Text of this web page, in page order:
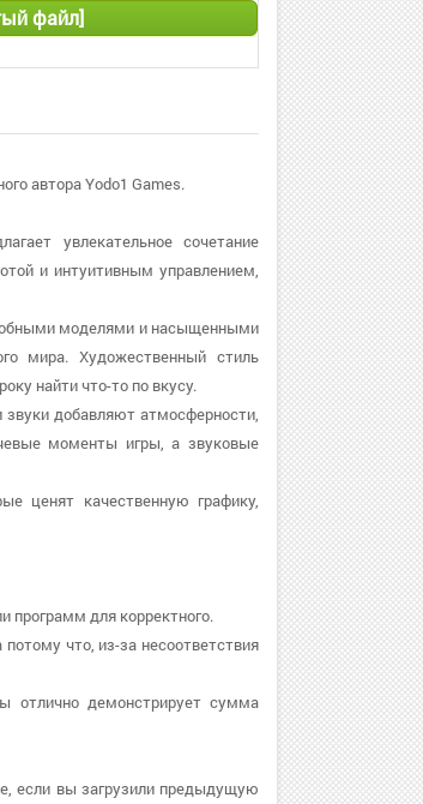
файл]
автора Yodo1 Games.
увлекательное сочетание
и интуитивным управлением,
моделями и насыщенными
мира. Художественный стиль
найти что-то по вкусу.
добавляют атмосферности,
моменты игры, а звуковые
ценят качественную графику,
программ для корректного.
что, из-за несоответствия
отлично демонстрирует сумма
если вы загрузили предыдущую